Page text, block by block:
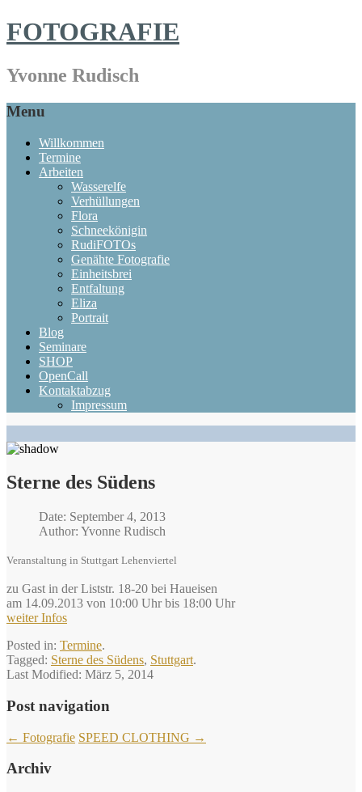
FOTOGRAFIE
Yvonne Rudisch
Menu
Willkommen
Termine
Arbeiten
Wasserelfe
Verhüllungen
Flora
Schneekönigin
RudiFOTOs
Genähte Fotografie
Einheitsbrei
Entfaltung
Eliza
Portrait
Blog
Seminare
SHOP
OpenCall
Kontaktabzug
Impressum
Sterne des Südens
Date: September 4, 2013
Author: Yvonne Rudisch
Veranstaltung in Stuttgart Lehenviertel
zu Gast in der Liststr. 18-20 bei Haueisen
am 14.09.2013 von 10:00 Uhr bis 18:00 Uhr
weiter Infos
Posted in: Termine.
Tagged: Sterne des Südens, Stuttgart.
Last Modified: März 5, 2014
Post navigation
← Fotografie SPEED CLOTHING →
Archiv